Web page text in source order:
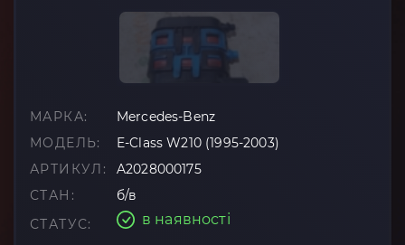
МАРКА:
Mercedes-Benz
МОДЕЛЬ:
E-Class W210 (1995-2003)
АРТИКУЛ:
A2028000175
СТАН:
б/в
СТАТУС:
в наявності